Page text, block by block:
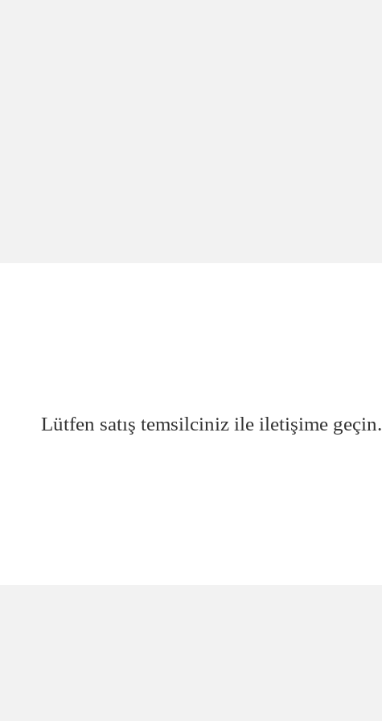
Lütfen satış temsilciniz ile iletişime geçin.